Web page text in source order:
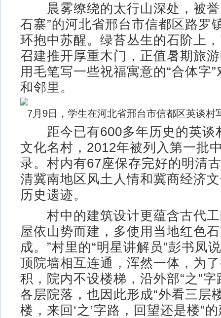
晨雾缭绕的太行山深处，被誉
石寨”的河北省邢台市信都区路罗
环抱中苏醒。绿苔丛生的石阶上
召建推开厚重木门，正值暑期旅
用毛笔写一些祝福寓意的“合体字
和邻里。
7月9日，学生在河北省邢台市信都区英谈
距今已有600多年历史的英谈
文化名村，2012年被列入第一批
录。村内有67座保存完好的明清
清冀南地区风土人情和冀商经济
历史遗迹。
村中的建筑设计更蕴含古代工
屋依山势而建，多使用当地红色
成。”村里的“明星讲解员”彭书凤
顶院墙相互连通，浑然一体，为
积，院内不设楼梯，沿外部“之”
各层院落，也因此形成“外看三层
楼，来回‘之’字路，回望还是楼”